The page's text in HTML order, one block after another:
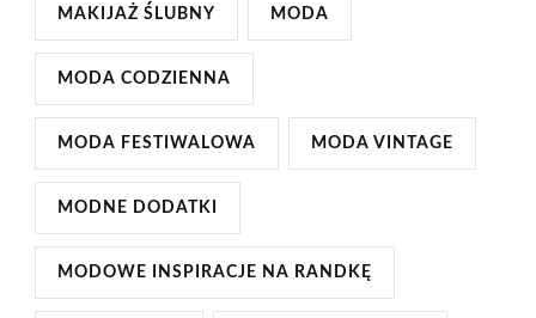
MAKIJAŻ ŚLUBNY MODA
MODA CODZIENNA
MODA FESTIWALOWA MODA VINTAGE
MODNE DODATKI
MODOWE INSPIRACJE NA RANDKĘ